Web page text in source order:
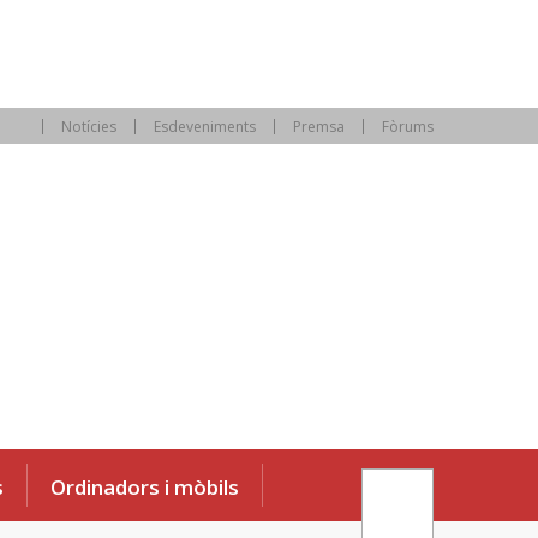
Notícies Esdeveniments Premsa Fòrums
Ordinadors i mòbils